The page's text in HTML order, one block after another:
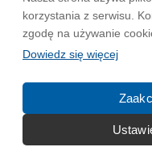
korzystania z serwisu.
zgodę na używanie
Dowiedz się więcej